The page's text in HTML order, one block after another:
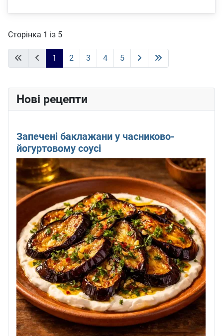
Сторінка 1 із 5
1 2 3 4 5
Нові рецепти
Запечені баклажани у часниково-
йогуртовому соусі